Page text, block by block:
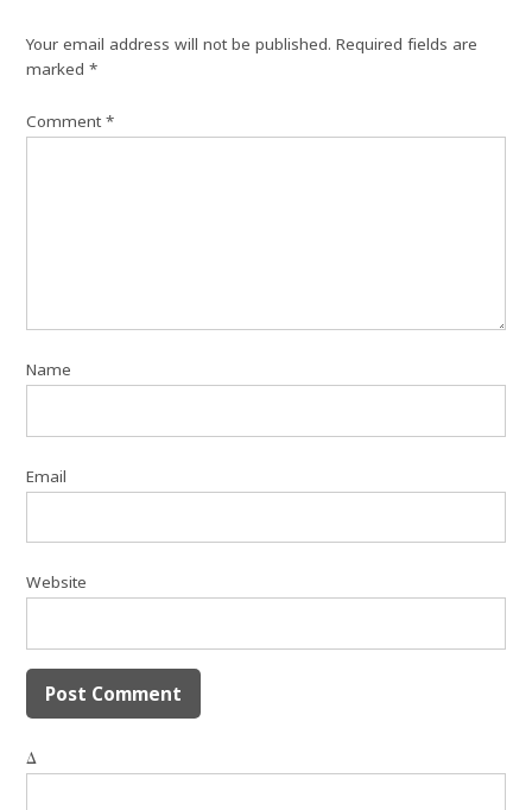
Your email address will not be published. Required fields are
marked*
Comment*
Name
Email
Website
Δ